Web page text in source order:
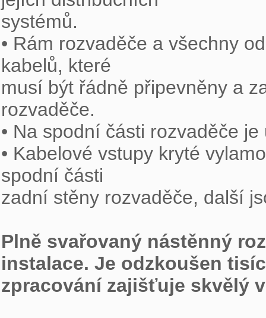
systémů.
• Rám rozvaděče a všechny
kabelů, které
musí být řádně připevněny a
rozvaděče.
• Na spodní části rozvaděče
• Kabelové vstupy kryté
spodní části
zadní stěny rozvaděče, další
Plně svařovaný nástěnný
instalace. Je odzkoušen
zpracování zajišťuje skvělý